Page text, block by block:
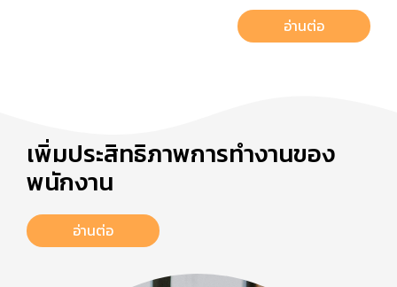
อ่านต่อ
เพิ่มประสิทธิภาพการทำงานของ
พนักงาน
อ่านต่อ